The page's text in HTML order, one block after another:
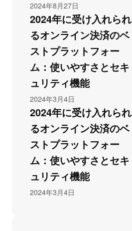
2024年8月27日
2024年に受け入れられ
るオンライン決済のベ
ストプラットフォー
ム：使いやすさとセキ
ュリティ機能
2024年3月4日
2024年に受け入れられ
るオンライン決済のベ
ストプラットフォー
ム：使いやすさとセキ
ュリティ機能
2024年3月4日